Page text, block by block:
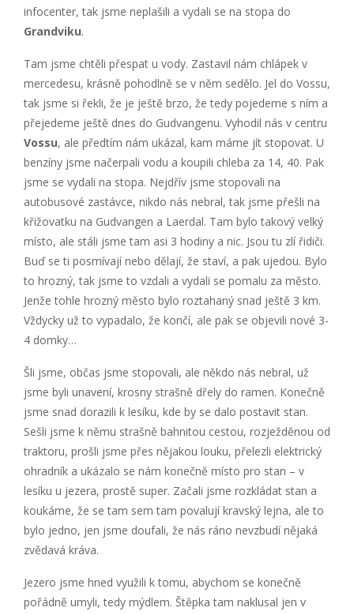
infocenter, tak jsme neplašili a vydali se na stopa do
Grandviku.
Tam jsme chtěli přespat u vody. Zastavil nám chlápek v
mercedesu, krásně pohodlně se v něm sedělo. Jel do Vossu,
tak jsme si řekli, že je ještě brzo, že tedy pojedeme s ním a
přejedeme ještě dnes do Gudvangenu. Vyhodil nás v centru
Vossu, ale předtím nám ukázal, kam máme jít stopovat. U
benzíny jsme načerpali vodu a koupili chleba za 14, 40. Pak
jsme se vydali na stopa. Nejdřív jsme stopovali na
autobusové zastávce, nikdo nás nebral, tak jsme přešli na
křižovatku na Gudvangen a Laerdal. Tam bylo takový velký
místo, ale stáli jsme tam asi 3 hodiny a nic. Jsou tu zlí řidiči.
Buď se ti posmívají nebo dělají, že staví, a pak ujedou. Bylo
to hrozný, tak jsme to vzdali a vydali se pomalu za město.
Jenže tohle hrozný město bylo roztahaný snad ještě 3 km.
Vždycky už to vypadalo, že končí, ale pak se objevili nové 3-
4 domky…
Šli jsme, občas jsme stopovali, ale někdo nás nebral, už
jsme byli unavení, krosny strašně dřely do ramen. Konečně
jsme snad dorazili k lesíku, kde by se dalo postavit stan.
Sešli jsme k němu strašně bahnitou cestou, rozježděnou od
traktoru, prošli jsme přes nějakou louku, přelezli elektrický
ohradník a ukázalo se nám konečně místo pro stan – v
lesíku u jezera, prostě super. Začali jsme rozkládat stan a
koukáme, že se tam sem tam povalují kravský lejna, ale to
bylo jedno, jen jsme doufali, že nás ráno nevzbudí nějaká
zvědavá kráva.
Jezero jsme hned využili k tomu, abychom se konečně
pořádně umyli, tedy mýdlem. Štěpka tam naklusal jen v